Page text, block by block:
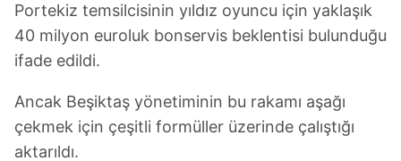
Portekiz temsilcisinin yıldız oyuncu için yaklaşık
40 milyon euroluk bonservis beklentisi bulunduğu
ifade edildi.
Ancak Beşiktaş yönetiminin bu rakamı aşağı
çekmek için çeşitli formüller üzerinde çalıştığı
aktarıldı.